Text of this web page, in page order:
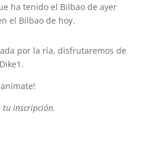
ha tenido el Bilbao de ayer
el Bilbao de hoy.
por la ría, disfrutaremos de
tu inscripción.